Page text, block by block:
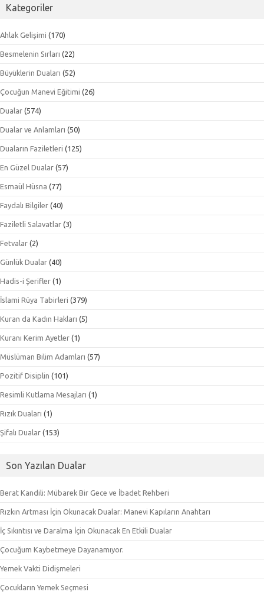
Kategoriler
Ahlak Gelişimi (170)
Besmelenin Sırları (22)
Büyüklerin Duaları (52)
Çocuğun Manevi Eğitimi (26)
Dualar (574)
Dualar ve Anlamları (50)
Duaların Faziletleri (125)
En Güzel Dualar (57)
Esmaül Hüsna (77)
Faydalı Bilgiler (40)
Faziletli Salavatlar (3)
Fetvalar (2)
Günlük Dualar (40)
Hadis-i Şerifler (1)
İslami Rüya Tabirleri (379)
Kuran da Kadın Hakları (5)
Kuranı Kerim Ayetler (1)
Müslüman Bilim Adamları (57)
Pozitif Disiplin (101)
Resimli Kutlama Mesajları (1)
Rızık Duaları (1)
Şifalı Dualar (153)
Son Yazılan Dualar
Berat Kandili: Mübarek Bir Gece ve İbadet Rehberi
Rızkın Artması İçin Okunacak Dualar: Manevi Kapıların Anahtarı
İç Sıkıntısı ve Daralma İçin Okunacak En Etkili Dualar
Çocuğum Kaybetmeye Dayanamıyor.
Yemek Vakti Didişmeleri
Çocukların Yemek Seçmesi